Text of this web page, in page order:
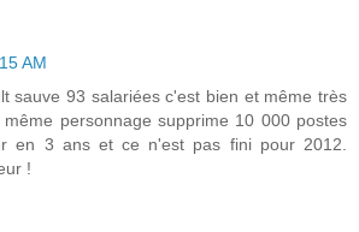
AM
sauve 93 salariées c'est bien et même très
personnage supprime 10 000 postes
en 3 ans et ce n'est pas fini pour 2012.
!